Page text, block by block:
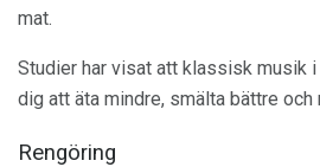
mat.
Studier har visat att klassisk musik i
dig att äta mindre, smälta bättre och
Rengöring